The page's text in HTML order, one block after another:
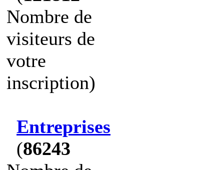
Nombre de
visiteurs de
votre
inscription)
Entreprises
(86243